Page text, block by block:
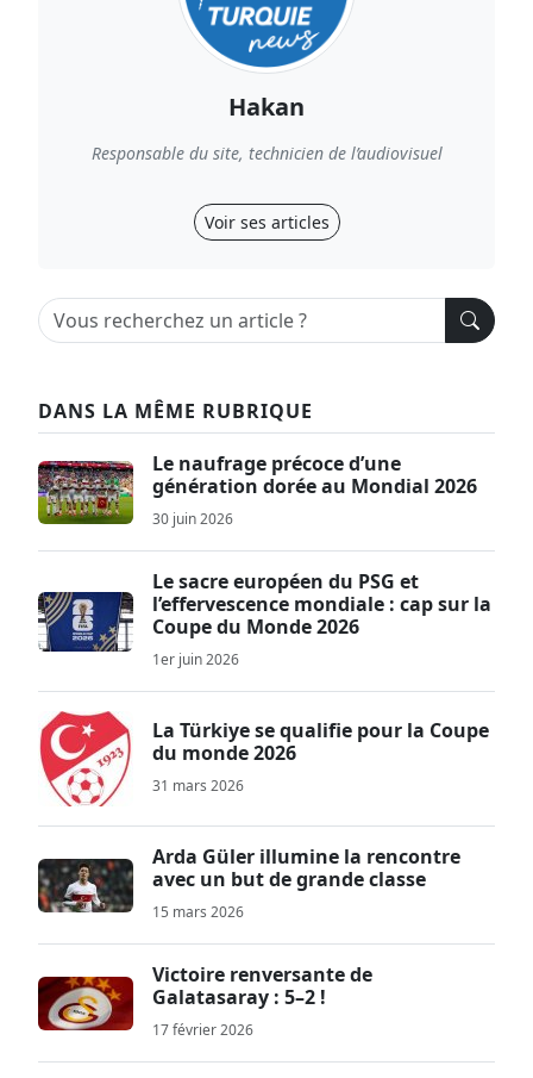
Hakan
Responsable du site, technicien de l’audiovisuel
Voir ses articles
DANS LA MÊME RUBRIQUE
Le naufrage précoce d’une
génération dorée au Mondial 2026
30 juin 2026
Le sacre européen du PSG et
l’effervescence mondiale : cap sur la
Coupe du Monde 2026
1er juin 2026
La Türkiye se qualifie pour la Coupe
du monde 2026
31 mars 2026
Arda Güler illumine la rencontre
avec un but de grande classe
15 mars 2026
Victoire renversante de
Galatasaray : 5–2 !
17 février 2026